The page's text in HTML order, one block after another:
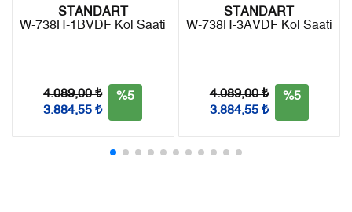
2 1.253,06 ₺
STANDART
W-738H-1BVDF Kol Saati
4.089,00 ₺
3.884,55 ₺
%5
STANDART
W-738H-3AVDF Kol Saati
4.089,00 ₺
3.884,55 ₺
%5